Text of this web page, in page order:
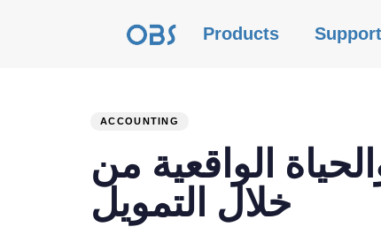
Products Support
PUBLISHED
ACCOUNTING
الواقعية من
خلال التمويل
Author
Published